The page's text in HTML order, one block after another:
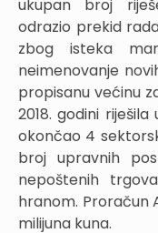
ukupan broj
odrazio prekid
zbog isteka
neimenovanje
propisanu većinu
2018. godini
okončao 4
broj upravnih
nepoštenih
hranom. Proračun
milijuna kuna.